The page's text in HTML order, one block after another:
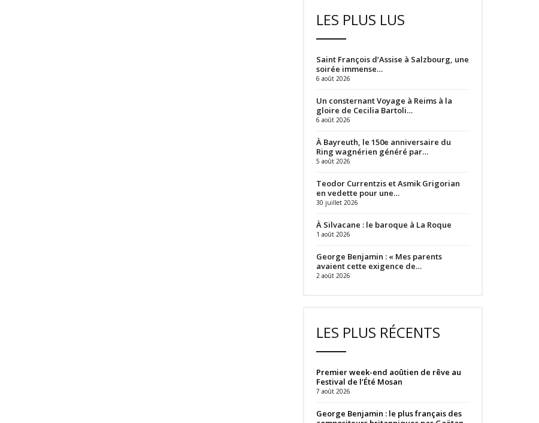
LES PLUS LUS
Saint François d’Assise à Salzbourg, une
soirée immense…
6 août 2026
Un consternant Voyage à Reims à la
gloire de Cecilia Bartoli…
6 août 2026
À Bayreuth, le 150e anniversaire du
Ring wagnérien généré par…
5 août 2026
Teodor Currentzis et Asmik Grigorian
en vedette pour une…
30 juillet 2026
À Silvacane : le baroque à La Roque
1 août 2026
George Benjamin : « Mes parents
avaient cette exigence de…
2 août 2026
LES PLUS RÉCENTS
Premier week-end aoûtien de rêve au
Festival de l’Été Mosan
7 août 2026
George Benjamin : le plus français des